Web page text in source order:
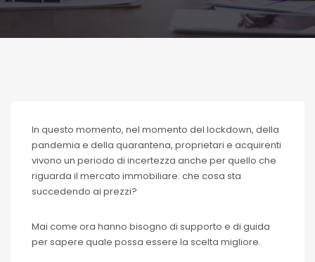
In questo momento, nel momento del lockdown, della
pandemia e della quarantena, proprietari e acquirenti
vivono un periodo di incertezza anche per quello che
riguarda il mercato immobiliare: che cosa sta
succedendo ai prezzi?
Mai come ora hanno bisogno di supporto e di guida
per sapere quale possa essere la scelta migliore.